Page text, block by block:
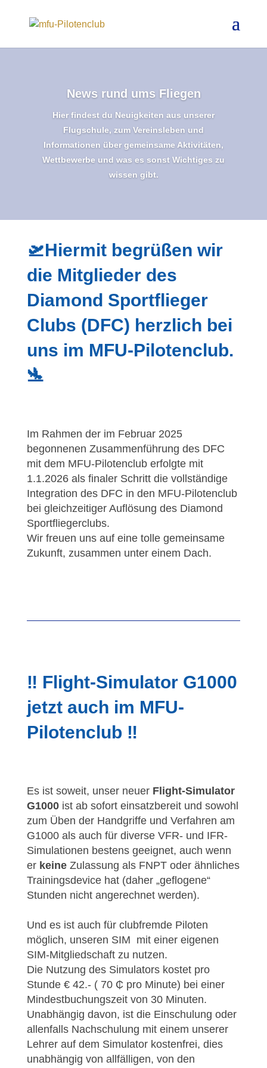
News rund ums Fliegen
Hier findest du Neuigkeiten aus unserer
Flugschule, zum Vereinsleben und
Informationen über gemeinsame Aktivitäten,
Wettbewerbe und was es sonst Wichtiges zu
wissen gibt.
🛫Hiermit begrüßen wir
die Mitglieder des
Diamond Sportflieger
Clubs (DFC) herzlich bei
uns im MFU-Pilotenclub.
🛬
Im Rahmen der im Februar 2025
begonnenen Zusammenführung des DFC
mit dem MFU-Pilotenclub erfolgte mit
1.1.2026 als finaler Schritt die vollständige
Integration des DFC in den MFU-Pilotenclub
bei gleichzeitiger Auflösung des Diamond
Sportfliegerclubs.
Wir freuen uns auf eine tolle gemeinsame
Zukunft, zusammen unter einem Dach.
‼️ Flight-Simulator G1000
jetzt auch im MFU-
Pilotenclub ‼️
Es ist soweit, unser neuer Flight-Simulator
G1000 ist ab sofort einsatzbereit und sowohl
zum Üben der Handgriffe und Verfahren am
G1000 als auch für diverse VFR- und IFR-
Simulationen bestens geeignet, auch wenn
er keine Zulassung als FNPT oder ähnliches
Trainingsdevice hat (daher „geflogene“
Stunden nicht angerechnet werden).
Und es ist auch für clubfremde Piloten
möglich, unseren SIM mit einer eigenen
SIM-Mitgliedschaft zu nutzen.
Die Nutzung des Simulators kostet pro
Stunde € 42.- ( 70 ₵ pro Minute) bei einer
Mindestbuchungszeit von 30 Minuten.
Unabhängig davon, ist die Einschulung oder
allenfalls Nachschulung mit einem unserer
Lehrer auf dem Simulator kostenfrei, dies
unabhängig von allfälligen, von den